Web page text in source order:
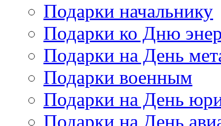
Подарки начальнику
Подарки ко Дню
Подарки на День
Подарки военным
Подарки на День
Подарки на День